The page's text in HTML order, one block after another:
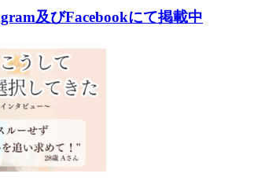
及びFacebookにて掲載中